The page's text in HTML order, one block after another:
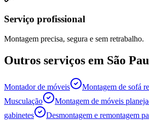
Serviço profissional
Montagem precisa, segura e sem retrabalho.
Outros serviços em São
Montador de móveis Montagem de sofá
Musculação
Montagem de móveis
gabinetes
Desmontagem e remontagem